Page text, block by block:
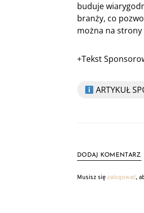
buduje
branży, co
można na strony
+Tekst
ARTYKUŁ
DODAJ KOMENTARZ
Musisz sięzalogować,